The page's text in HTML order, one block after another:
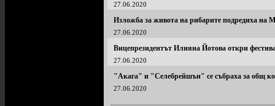
27.06.2020
Изложба за живота на рибарите подредиха на
27.06.2020
Вицепрезидентът Илияна Йотова откри
27.06.2020
"Акага" и "Селебрейшън" се събраха за общ
27.06.2020